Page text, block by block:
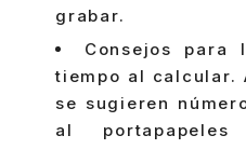
grabar.
Consejos para
tiempo al calcular.
se sugieren
al